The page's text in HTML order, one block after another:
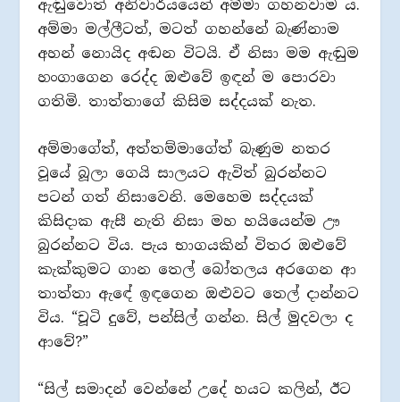
ඇඬුවොත් අනිවාර්යයෙන් අම්මා ගහනවාම ය.
අම්මා මල්ලීටත්, මටත් ගහන්නේ බැණ්නාම
අහන් නොයිද අඬන විටයි. ඒ නිසා මම ඇඬුම
හංගාගෙන රෙද්ද ඔළුවේ ඉඳන් ම පොරවා
ගතිමි. තාත්තාගේ කිසිම සද්දයක් නැත.
අම්මාගේත්, අත්තම්මාගේත් බැණුම නතර
වූයේ බූලා ගෙයි සාලයට ඇවිත් බුරන්නට
පටන් ගත් නිසාවෙනි. මෙහෙම සද්දයක්
කිසිදාක ඇසී නැති නිසා මහ හයියෙන්ම ඌ
බුරන්නට විය. පැය භාගයකින් විතර ඔළුවේ
කැක්කුමට ගාන තෙල් බෝතලය අරගෙන ආ
තාත්තා ඇඳේ ඉඳගෙන ඔළුවට තෙල් දාන්නට
විය. “චූටි දුවේ, පන්සිල් ගන්න. සිල් මුදවලා ද
ආවේ?”
“සිල් සමාදන් වෙන්නේ උදේ හයට කලින්, ඊට